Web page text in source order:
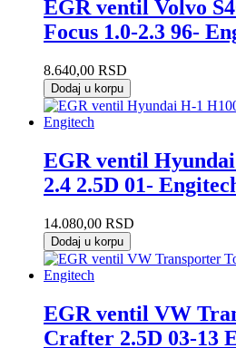
EGR ventil Volvo
Focus 1.0-2.3 96-
8.640,00 RSD
Dodaj u korpu
EGR ventil
2.4 2.5D 01-
14.080,00 RSD
Dodaj u korpu
EGR ventil VW
Crafter 2.5D 03-13